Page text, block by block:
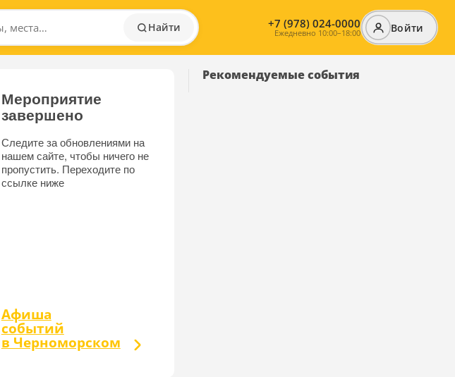
Найти +7 (978) 024-0000
Ежедневно 10:00–18:00 Войти
Мероприятие
завершено
Следите за обновлениями на
нашем сайте, чтобы ничего не
пропустить. Переходите по
ссылке ниже
Афиша
событий
в Черноморском
Рекомендуемые события